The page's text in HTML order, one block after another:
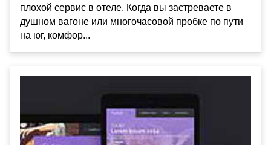
плохой сервис в отеле. Когда вы застреваете в
душном вагоне или многочасовой пробке по пути
на юг, комфор...